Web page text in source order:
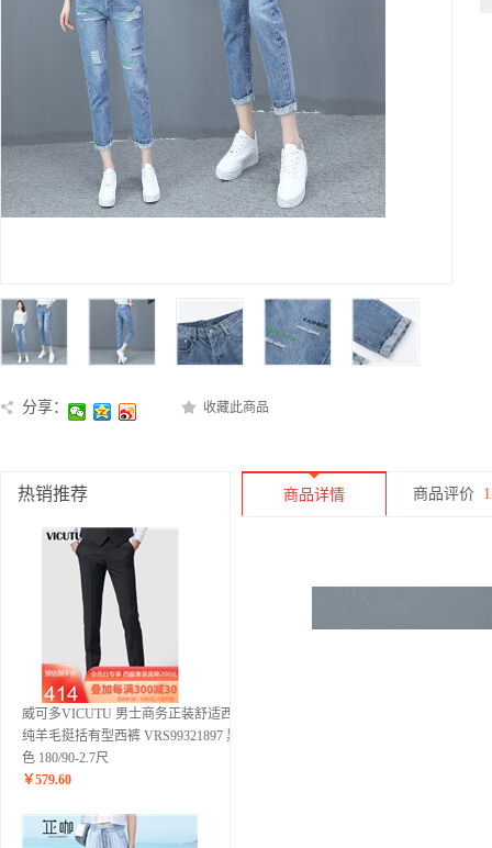
分享： 收藏此商品
热销推荐
威可多VICUTU 男士商务正装舒适西裤
纯羊毛挺括有型西裤 VRS99321897 黑
色 180/90-2.7尺
￥579.60
商品详情 商品评价